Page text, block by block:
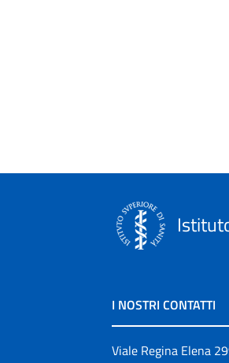
I NOSTRI CONTATTI
Viale Regina Elena